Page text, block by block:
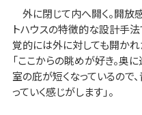
外に閉じて内へ開く。開放
トハウスの特徴的な設計手法
覚的には外に対しても開かれ
「ここからの眺めが好き。奥
室の庇が短くなっているので
っていく感じがします」。